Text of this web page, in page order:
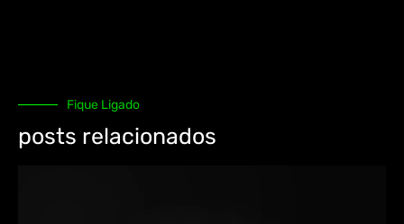
Fique Ligado
posts relacionados